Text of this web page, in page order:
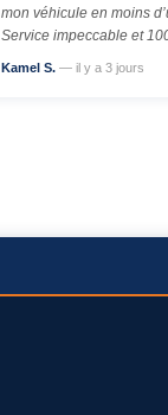
mon véhicule en moins
Service impeccable et
Kamel S. — il y a 3 jours